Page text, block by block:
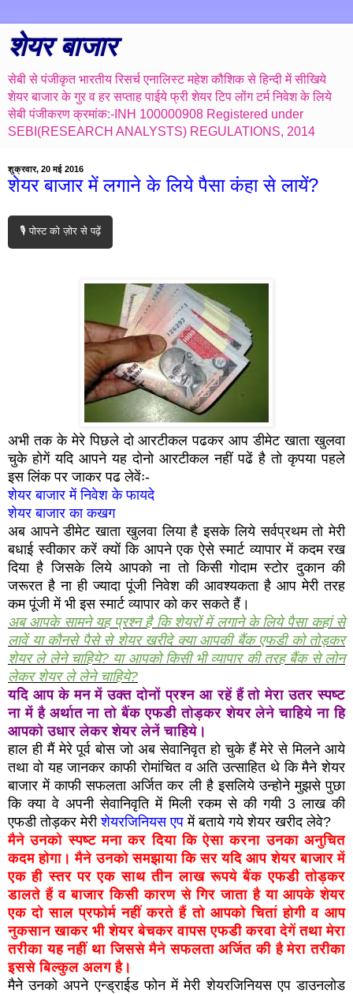
शेयर बाजार
सेबी से पंजीकृत भारतीय रिसर्च एनालिस्ट महेश कौशिक से हिन्दी में सीखिये
शेयर बाजार के गुर व हर सप्ताह पाईये फ्री शेयर टिप लोंग टर्म निवेश के लिये
सेबी पंजीकरण क्रमांक:-INH 100000908 Registered under
SEBI(RESEARCH ANALYSTS) REGULATIONS, 2014
शुक्रवार, 20 मई 2016
शेयर बाजार में लगाने के लिये पैसा कंहा से लायें?
🎙️ पोस्ट को ज़ोर से पढ़ें
अभी तक के मेरे पिछले दो आरटीकल पढकर आप डीमेट खाता खुलवा
चुके होगें यदि आपने यह दोनो आरटीकल नहीं पढें है तो कृपया पहले
इस लिंक पर जाकर पढ लेवेंः-
शेयर बाजार में निवेश के फायदे
शेयर बाजार का कखग
अब आपने डीमेट खाता खुलवा लिया है इसके लिये सर्वप्रथम तो मेरी
बधाई स्वीकार करें क्यों कि आपने एक ऐसे स्मार्ट व्यापार में कदम रख
दिया है जिसके लिये आपको ना तो किसी गोदाम स्टोर दुकान की
जरूरत है ना ही ज्यादा पूंजी निवेश की आवश्यकता है आप मेरी तरह
कम पूंजी में भी इस स्मार्ट व्यापार को कर सकते हैं।
अब आपके सामने यह प्रश्न है कि शेयरों में लगाने के लिये पैसा कहां से
लावें या कौनसे पैसे से शेयर खरीदे क्या आपकी बैंक एफडी को तोड़कर
शेयर ले लेने चाहिये? या आपको किसी भी व्यापार की तरह बैंक से लोन
लेकर शेयर ले लेने चाहिये?
यदि आप के मन में उक्त दोनों प्रश्न आ रहें हैं तो मेरा उतर स्पष्ट
ना में है अर्थात ना तो बैंक एफडी तोड़कर शेयर लेने चाहिये ना हि
आपको उधार लेकर शेयर लेनें चाहिये।
हाल ही मैं मेरे पूर्व बोस जो अब सेवानिवृत हो चुके हैं मेरे से मिलने आये
तथा वो यह जानकर काफी रोमांचित व अति उत्साहित थे कि मैने शेयर
बाजार में काफी सफलता अर्जित कर ली है इसलिये उन्होने मुझसे पुछा
कि क्या वे अपनी सेवानिवृति में मिली रकम से की गयी 3 लाख की
एफडी तोड़कर मेरीशेयरजिनियस एपमें बताये गये शेयर खरीद लेवे?
मैने उनको स्पष्ट मना कर दिया कि ऐसा करना उनका अनुचित
कदम होगा। मैने उनको समझाया कि सर यदि आप शेयर बाजार में
एक ही स्तर पर एक साथ तीन लाख रूपये बैंक एफडी तोड़कर
डालते हैं व बाजार किसी कारण से गिर जाता है या आपके शेयर
एक दो साल प्रफोर्म नहीं करते हैं तो आपको चितां होगी व आप
नुकसान खाकर भी शेयर बेचकर वापस एफडी करवा देगें तथा मेरा
तरीका यह नहीं था जिससे मैने सफलता अर्जित की है मेरा तरीका
इससे बिल्कुल अलग है।
मैने उनको अपने एन्ड्राईड फोन में मेरी शेयरजिनियस एप डाउनलोड